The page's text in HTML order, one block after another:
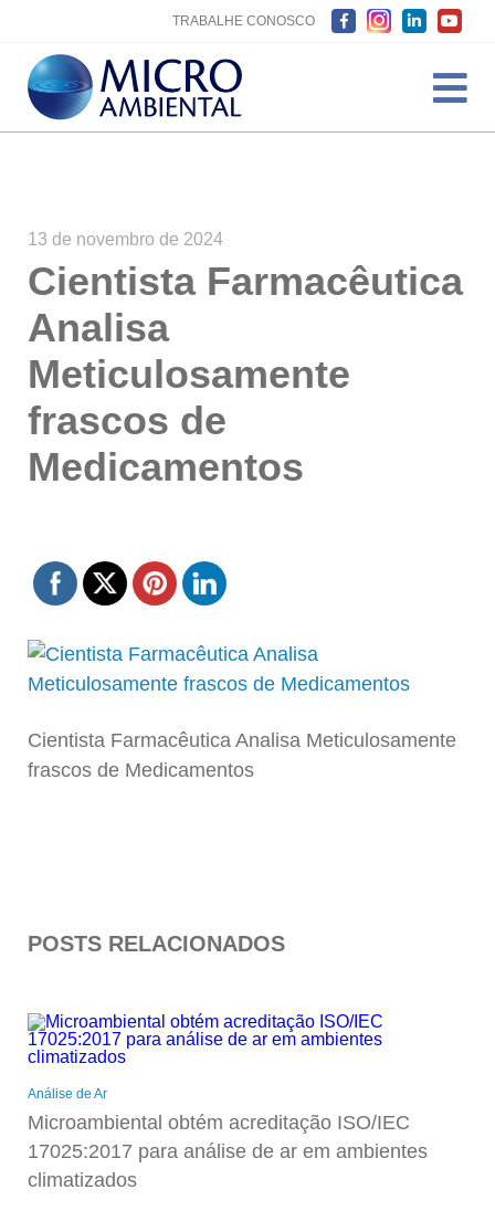
TRABALHE CONOSCO
13 de novembro de 2024
Cientista Farmacêutica
Analisa
Meticulosamente
frascos de
Medicamentos
Cientista Farmacêutica Analisa Meticulosamente
frascos de Medicamentos
POSTS RELACIONADOS
Análise de Ar
Microambiental obtém acreditação ISO/IEC
17025:2017 para análise de ar em ambientes
climatizados